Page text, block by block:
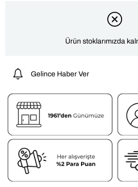
Ürün stoklarımızda
Gelince Haber Ver